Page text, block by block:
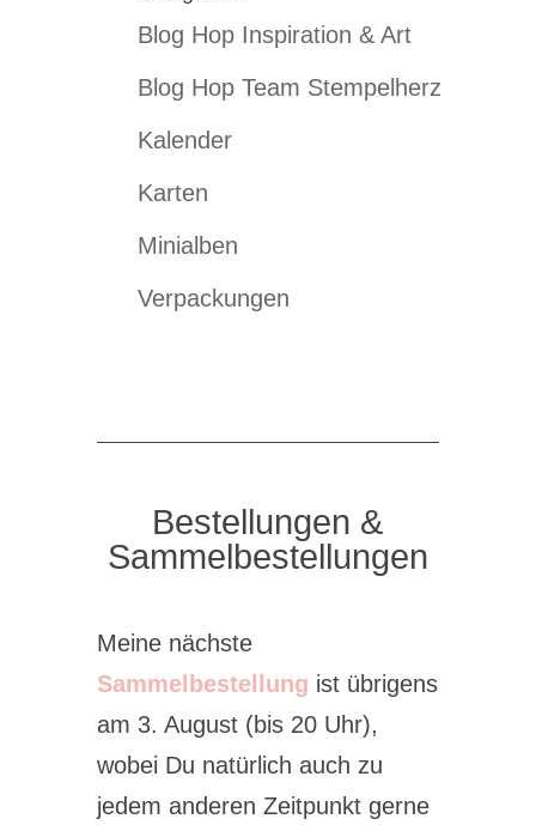
Blog Hop Inspiration & Art
Blog Hop Team Stempelherz
Kalender
Karten
Minialben
Verpackungen
Bestellungen &
Sammelbestellungen
Meine nächste
Sammelbestellung ist übrigens
am 3. August (bis 20 Uhr),
wobei Du natürlich auch zu
jedem anderen Zeitpunkt gerne